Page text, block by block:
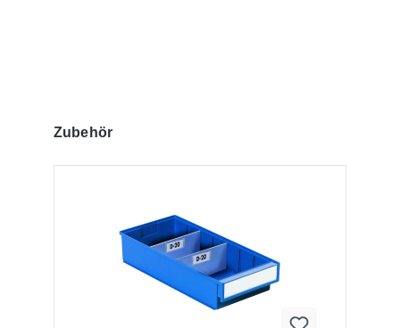
Produktgalerie überspringen
Zubehör